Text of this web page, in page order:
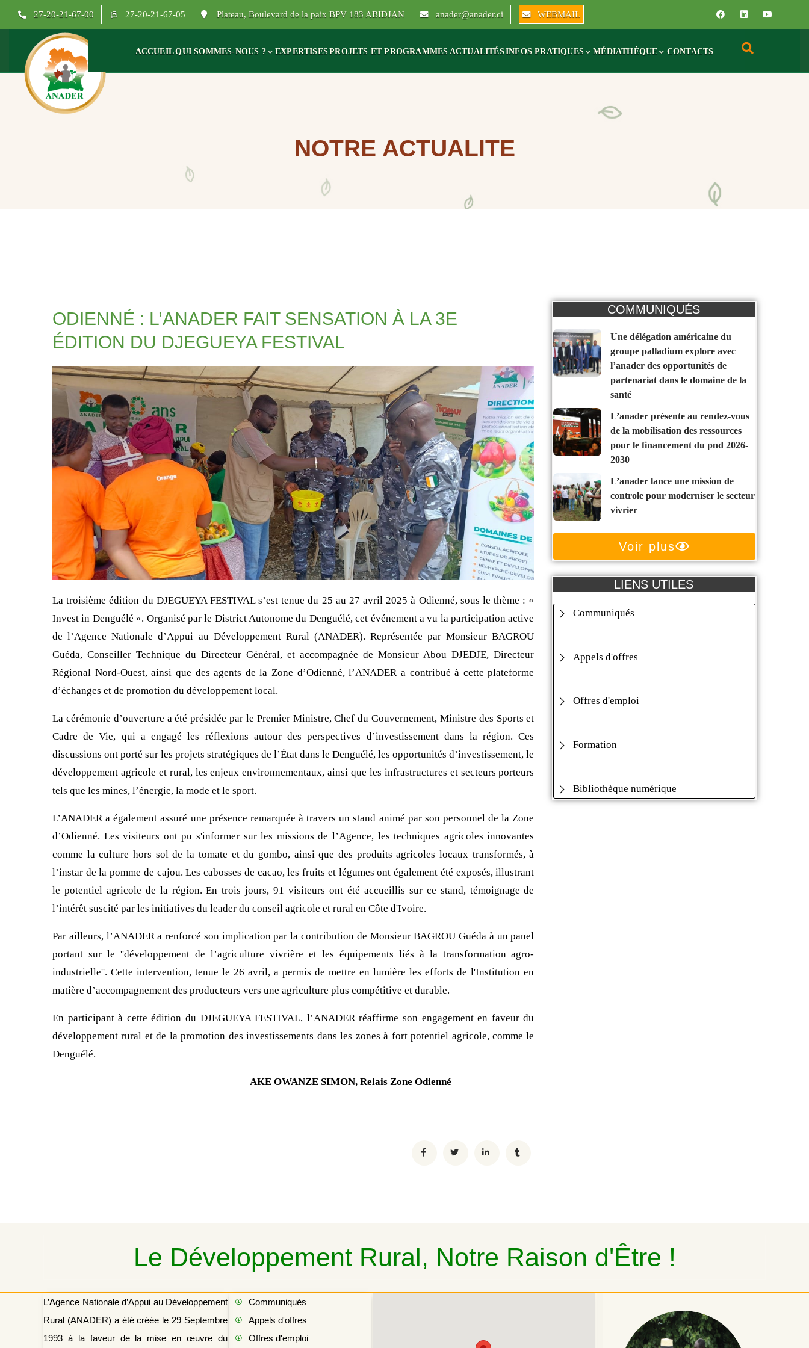
27-20-21-67-00 27-20-21-67-05 Plateau, Boulevard de la paix BPV 183 ABIDJAN anader@anader.ci WEBMAIL
ACCUEILQUI SOMMES-NOUS ? EXPERTISESPROJETS ET PROGRAMMES ACTUALITÉSINFOS PRATIQUES MÉDIATHÈQUE CONTACTS
NOTRE ACTUALITE
ODIENNÉ : L’ANADER FAIT SENSATION À LA 3E
ÉDITION DU DJEGUEYA FESTIVAL
La troisième édition du DJEGUEYA FESTIVAL s’est tenue du 25 au 27 avril 2025 à Odienné, sous le thème : «
Invest in Denguélé ». Organisé par le District Autonome du Denguélé, cet événement a vu la participation active
de l’Agence Nationale d’Appui au Développement Rural (ANADER). Représentée par Monsieur BAGROU
Guéda, Conseiller Technique du Directeur Général, et accompagnée de Monsieur Abou DJEDJE, Directeur
Régional Nord-Ouest, ainsi que des agents de la Zone d’Odienné, l’ANADER a contribué à cette plateforme
d’échanges et de promotion du développement local.
La cérémonie d’ouverture a été présidée par le Premier Ministre, Chef du Gouvernement, Ministre des Sports et
Cadre de Vie, qui a engagé les réflexions autour des perspectives d’investissement dans la région. Ces
discussions ont porté sur les projets stratégiques de l’État dans le Denguélé, les opportunités d’investissement, le
développement agricole et rural, les enjeux environnementaux, ainsi que les infrastructures et secteurs porteurs
tels que les mines, l’énergie, la mode et le sport.
L’ANADER a également assuré une présence remarquée à travers un stand animé par son personnel de la Zone
d’Odienné. Les visiteurs ont pu s'informer sur les missions de l’Agence, les techniques agricoles innovantes
comme la culture hors sol de la tomate et du gombo, ainsi que des produits agricoles locaux transformés, à
l’instar de la pomme de cajou. Les cabosses de cacao, les fruits et légumes ont également été exposés, illustrant
le potentiel agricole de la région. En trois jours, 91 visiteurs ont été accueillis sur ce stand, témoignage de
l’intérêt suscité par les initiatives du leader du conseil agricole et rural en Côte d'Ivoire.
Par ailleurs, l’ANADER a renforcé son implication par la contribution de Monsieur BAGROU Guéda à un panel
portant sur le ''développement de l’agriculture vivrière et les équipements liés à la transformation agro-
industrielle''. Cette intervention, tenue le 26 avril, a permis de mettre en lumière les efforts de l'Institution en
matière d’accompagnement des producteurs vers une agriculture plus compétitive et durable.
En participant à cette édition du DJEGUEYA FESTIVAL, l’ANADER réaffirme son engagement en faveur du
développement rural et de la promotion des investissements dans les zones à fort potentiel agricole, comme le
Denguélé.
AKE OWANZE SIMON, Relais Zone Odienné
COMMUNIQUÉS
une délégation américaine du
groupe palladium explore avec
l’anader des opportunités de
partenariat dans le domaine de la
santé
l’anader présente au rendez-vous
de la mobilisation des ressources
pour le financement du pnd 2026-
2030
l’anader lance une mission de
controle pour moderniser le secteur
vivrier
Voir plus
LIENS UTILES
Communiqués
Appels d'offres
Offres d'emploi
Formation
Bibliothèque numérique
Le Développement Rural, Notre Raison d'Être !
L’Agence Nationale d’Appui au Développement
Rural (ANADER) a été créée le 29 Septembre
1993 à la faveur de la mise en œuvre du
Communiqués
Appels d'offres
Offres d'emploi